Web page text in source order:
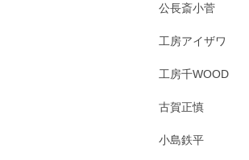
公長斎小菅
工房アイザワ
工房千WOOD
古賀正慎
小島鉄平